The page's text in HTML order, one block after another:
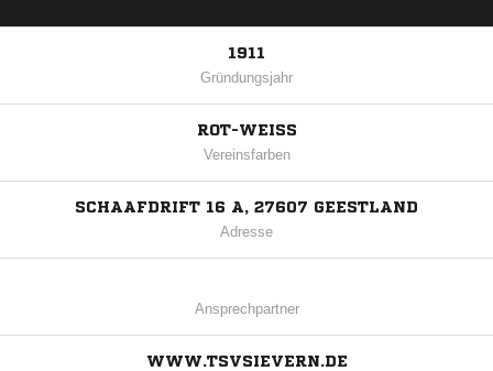
1911
Gründungsjahr
ROT-WEISS
Vereinsfarben
SCHAAFDRIFT 16 A, 27607 GEESTLAND
Adresse
Ansprechpartner
WWW.TSVSIEVERN.DE